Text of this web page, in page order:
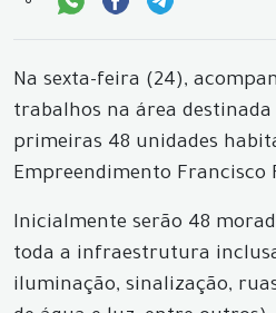
Na sexta-feira (24),
trabalhos na área
primeiras 48 unidades
Empreendimento Francisco
Inicialmente serão 48
toda a infraestrutura
iluminação, sinalização,